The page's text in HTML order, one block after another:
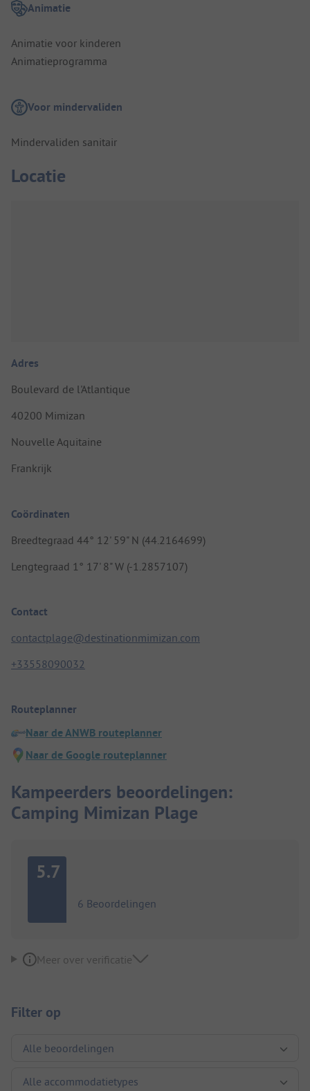
Animatie
Animatie voor kinderen
Animatieprogramma
Voor mindervaliden
Mindervaliden sanitair
Locatie
Adres
Boulevard de l'Atlantique
40200 Mimizan
Nouvelle Aquitaine
Frankrijk
Coördinaten
Breedtegraad 44° 12' 59" N (44.2164699)
Lengtegraad 1° 17' 8" W (-1.2857107)
Contact
contactplage@destinationmimizan.com
+33558090032
Routeplanner
Naar de ANWB routeplanner
Naar de Google routeplanner
Kampeerders beoordelingen:
Camping Mimizan Plage
5.7
6 Beoordelingen
Meer over verificatie
Filter op